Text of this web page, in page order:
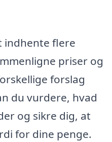
indhente flere
priser og
forslag
du vurdere, hvad
og sikre dig, at
for dine penge.